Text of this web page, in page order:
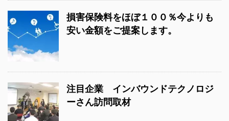
損害保険料をほぼ１００％今よりも
安い金額をご提案します。
注目企業 インバウンドテクノロジ
ーさん訪問取材